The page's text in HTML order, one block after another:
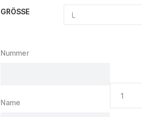
GRÖSSE
Nummer
Name
München